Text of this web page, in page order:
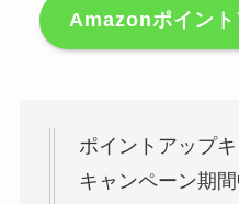
Amazonポイント
ポイントアップ
キャンペーン期